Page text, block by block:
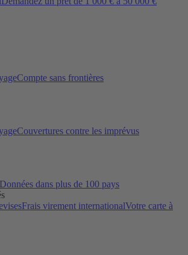
Compte sans frontières
Couvertures contre les imprévus
Données dans plus de 100 pays
Frais virement internationalVotre carte à